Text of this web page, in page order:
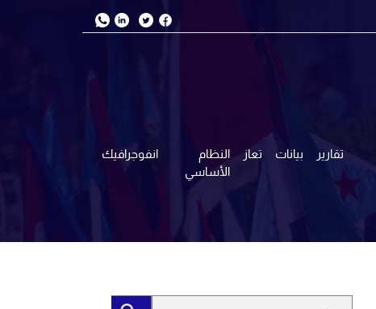
تقارير بيانات تعاز
النظام
الأساسي
انفوجرافيك